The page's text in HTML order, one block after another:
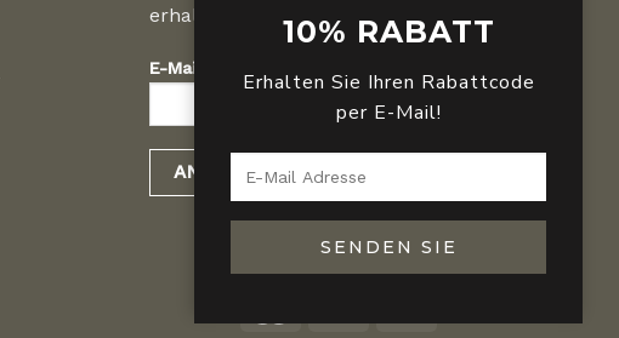
erhalten.
E-Mail :
10% RABATT
Erhalten Sie Ihren Rabattcode
per E-Mail!
SENDEN SIE